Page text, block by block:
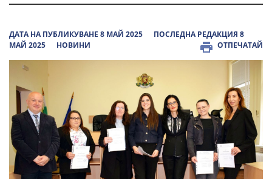
ДАТА НА ПУБЛИКУВАНЕ 8 МАЙ 2025
ПОСЛЕДНА РЕДАКЦИЯ 8
МАЙ 2025
НОВИНИ ОТПЕЧАТАЙ